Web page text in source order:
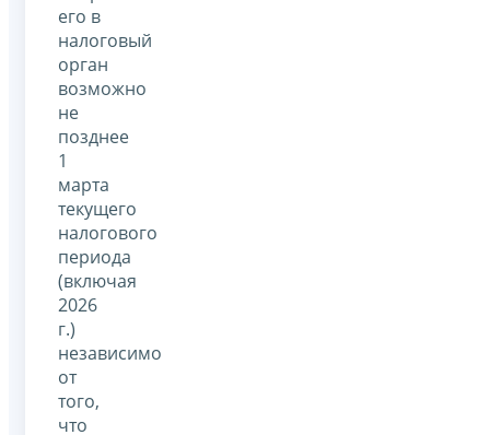
его в
налоговый
орган
возможно
не
позднее
1
марта
текущего
налогового
периода
(включая
2026
г.)
независимо
от
того,
что